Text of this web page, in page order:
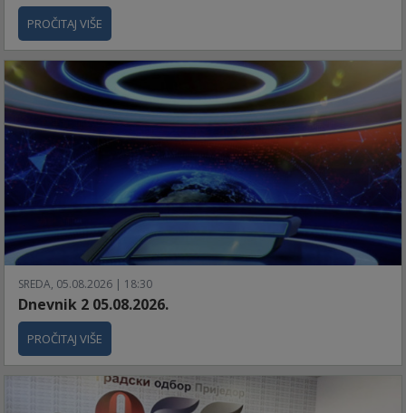
PROČITAJ VIŠE
SREDA, 05.08.2026 | 18:30
Dnevnik 2 05.08.2026.
PROČITAJ VIŠE